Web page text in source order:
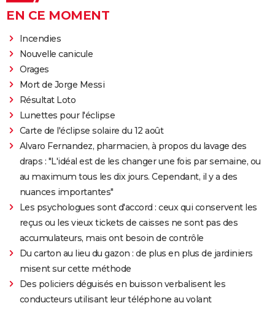
EN CE MOMENT
Incendies
Nouvelle canicule
Orages
Mort de Jorge Messi
Résultat Loto
Lunettes pour l'éclipse
Carte de l'éclipse solaire du 12 août
Alvaro Fernandez, pharmacien, à propos du lavage des
draps : "L'idéal est de les changer une fois par semaine, ou
au maximum tous les dix jours. Cependant, il y a des
nuances importantes"
Les psychologues sont d'accord : ceux qui conservent les
reçus ou les vieux tickets de caisses ne sont pas des
accumulateurs, mais ont besoin de contrôle
Du carton au lieu du gazon : de plus en plus de jardiniers
misent sur cette méthode
Des policiers déguisés en buisson verbalisent les
conducteurs utilisant leur téléphone au volant